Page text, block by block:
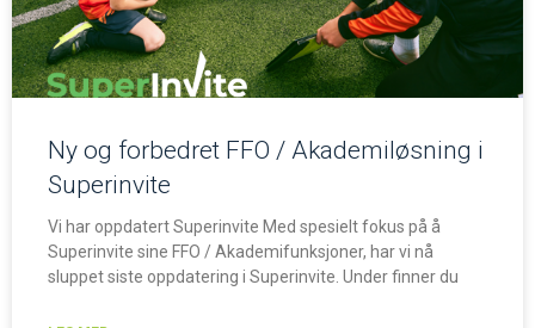
Ny og forbedret FFO / Akademiløsning i
Superinvite
Vi har oppdatert Superinvite Med spesielt fokus på å
Superinvite sine FFO / Akademifunksjoner, har vi nå
sluppet siste oppdatering i Superinvite. Under finner du